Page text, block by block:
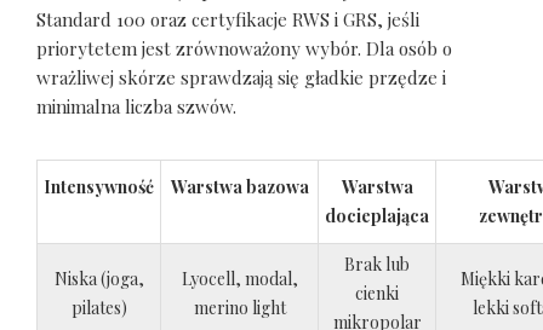
Standard 100 oraz certyfikacje RWS i GRS, jeśli
priorytetem jest zrównoważony wybór. Dla osób o
wrażliwej skórze sprawdzają się gładkie przędze i
minimalna liczba szwów.
Intensywność Warstwa bazowa
Warstwa
docieplająca
Niska (joga,
pilates)
Lyocell, modal,
merino light
Brak lub
cienki
mikropolar
Miękki
lekki